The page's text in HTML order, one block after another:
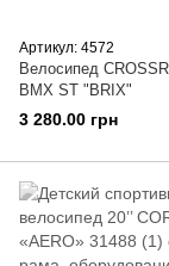
Артикул: 4572
Велосипед
BMX ST "BRIX"
3 280.00 грн